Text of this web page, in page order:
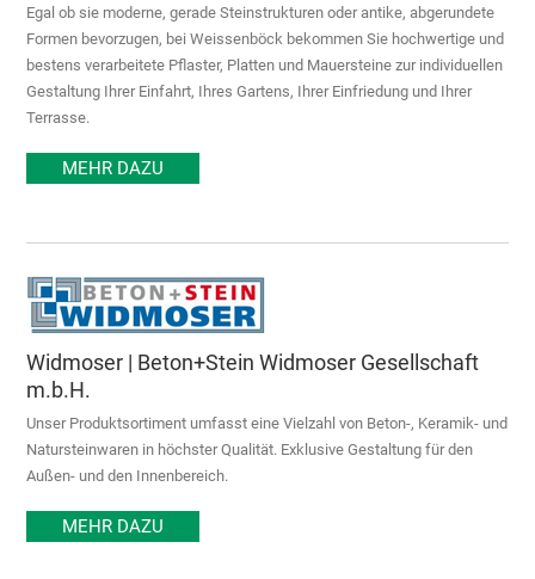
Egal ob sie moderne, gerade Steinstrukturen oder antike, abgerundete
Formen bevorzugen, bei Weissenböck bekommen Sie hochwertige und
bestens verarbeitete Pflaster, Platten und Mauersteine zur individuellen
Gestaltung Ihrer Einfahrt, Ihres Gartens, Ihrer Einfriedung und Ihrer
Terrasse.
MEHR DAZU
Widmoser | Beton+Stein Widmoser Gesellschaft
m.b.H.
Unser Produktsortiment umfasst eine Vielzahl von Beton-, Keramik- und
Natursteinwaren in höchster Qualität. Exklusive Gestaltung für den
Außen- und den Innenbereich.
MEHR DAZU